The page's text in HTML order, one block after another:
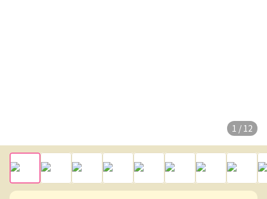
1 / 12